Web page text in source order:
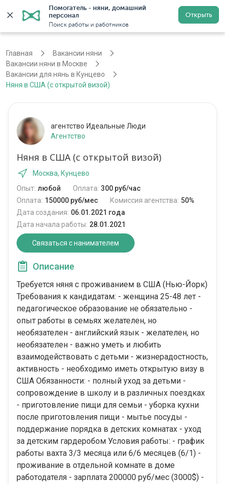
Помогатель - няни, домашний
персонал
Поиск работы и работников
Открыть
Регистрация
Главная
Вакансии няни
Вакансии няни в Москве
Вакансии для нянь в Кунцево
Няня в США (с открытой визой)
агентство Идеальные Люди
Агентство
Няня в США (с открытой визой)
Москва, Кунцево
Опыт: любой Оплата: 300 руб/час
Оплата: 150000 руб/мес Комиссия агентства: 50%
Дата создания: 06.01.2021 года
Дата начала работы: 28.01.2021
Связаться с нанимателем
Описание
Требуется няня с проживанием в США (Нью-Йорк)
Требования к кандидатам: - женщина 25-48 лет -
педагогическое образование не обязательно -
опыт работы в семьях желателен, но
необязателен - английский язык - желателен, но
необязателен - важно уметь и любить
взаимодействовать с детьми - жизнерадостность,
активность - необходимо иметь открытую визу в
США Обязанности: - полный уход за детьми -
сопровождение в школу и в различных поездках
- приготовление пищи для семьи - уборка кухни
после приготовления пищи - мытье посуды -
поддержание порядка в детских комнатах - уход
за детским гардеробом Условия работы: - график
работы вахта 3/3 месяца или 6/6 месяцев (6/1) -
проживание в отдельной комнате в доме
работодателя - зарплата 200000 руб/мес (3000$) -